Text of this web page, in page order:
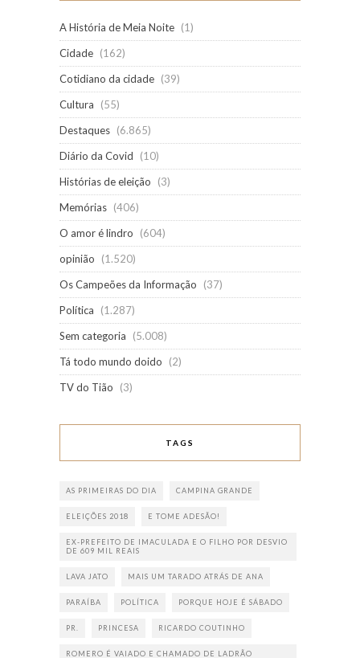
A História de Meia Noite (1)
Cidade (162)
Cotidiano da cidade (39)
Cultura
(55)
Destaques (6.865)
Diário da Covid
(10)
Histórias de eleição
(3)
Memórias (406)
O amor é lindro
(604)
opinião
(1.520)
Os Campeões da Informação
(37)
Política
(1.287)
Sem categoria
(5.008)
Tá todo mundo doido
(2)
TV do Tião
(3)
TAGS
AS PRIMEIRAS DO DIA CAMPINA GRANDE
ELEIÇÕES 2018 E TOME ADESÃO!
EX-PREFEITO DE IMACULADA E O FILHO POR DESVIO
DE 609 MIL REAIS
LAVA JATO MAIS UM TARADO ATRÁS DE ANA
PARAÍBA POLÍTICA PORQUE HOJE É SÁBADO
PR. PRINCESA RICARDO COUTINHO
ROMERO É VAIADO E CHAMADO DE LADRÃO